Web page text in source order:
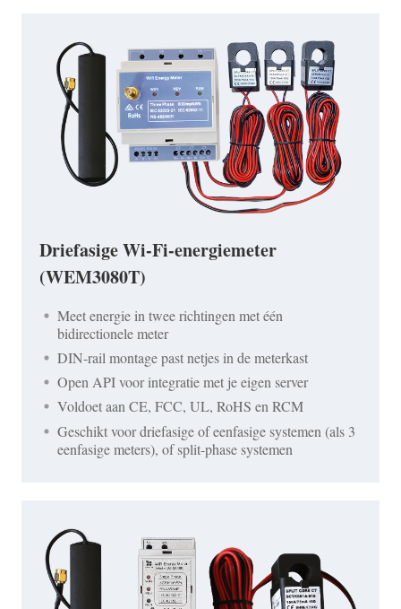
Driefasige Wi-Fi-energiemeter
(WEM3080T)
Meet energie in twee richtingen met één
bidirectionele meter
DIN-rail montage past netjes in de meterkast
Open API voor integratie met je eigen server
Voldoet aan CE, FCC, UL, RoHS en RCM
Geschikt voor driefasige of eenfasige systemen (als 3
eenfasige meters), of split-phase systemen